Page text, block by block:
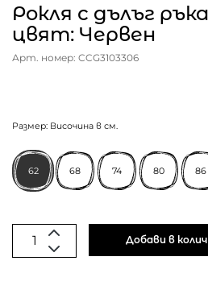
Рокля с дълъг
цвят: Червен
Арт. номер: CCG3103306
Размер: Височина в см.
62 68 74 80 86
Добави в